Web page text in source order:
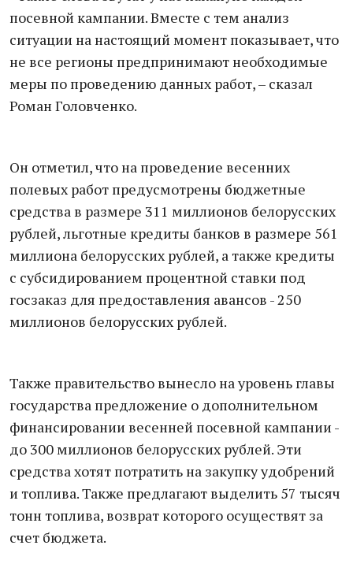
посевной кампании. Вместе с тем анализ
ситуации на настоящий момент показывает, что
не все регионы предпринимают необходимые
меры по проведению данных работ, – сказал
Роман Головченко.
Он отметил, что на проведение весенних
полевых работ предусмотрены бюджетные
средства в размере 311 миллионов белорусских
рублей, льготные кредиты банков в размере 561
миллиона белорусских рублей, а также кредиты
с субсидированием процентной ставки под
госзаказ для предоставления авансов - 250
миллионов белорусских рублей.
Также правительство вынесло на уровень главы
государства предложение о дополнительном
финансировании весенней посевной кампании -
до 300 миллионов белорусских рублей. Эти
средства хотят потратить на закупку удобрений
и топлива. Также предлагают выделить 57 тысяч
тонн топлива, возврат которого осуществят за
счет бюджета.